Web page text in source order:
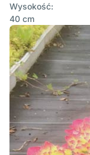
Wysokość:
40 cm